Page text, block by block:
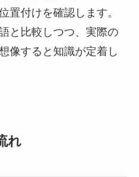
置付けを確認します。
と比較しつつ、実際の
像すると知識が定着し
れ